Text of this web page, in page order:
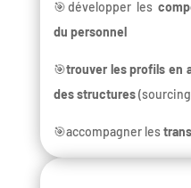
🎯développer les
du personnel
🎯trouver les profils en
des structures
🎯accompagner les